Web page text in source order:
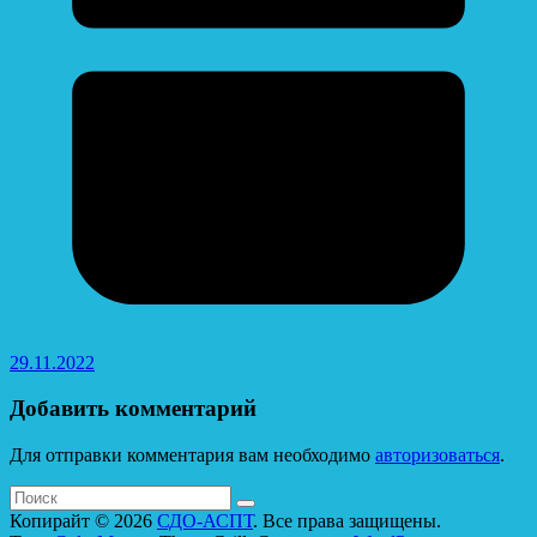
29.11.2022
Добавить комментарий
Для отправки комментария вам необходимо авторизоваться.
Копирайт © 2026 СДО-АСПТ. Все права защищены.